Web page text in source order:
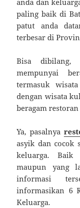
anda dan
paling baik di
patut anda
terbesar di
Bisa dibilang,
mempunyai
termasuk
dengan wisata
beragam
Ya, pasalnya
asyik dan cocok
keluarga.
maupun yang
informasi
informasikan 6
Keluarga.